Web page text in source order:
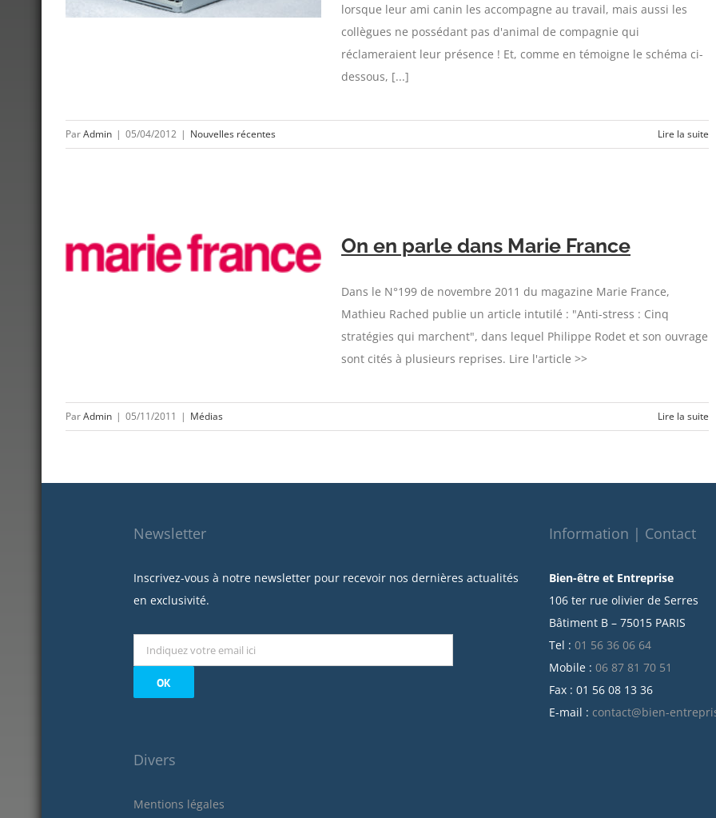
lorsque leur ami canin les accompagne au travail, mais aussi les
collègues ne possédant pas d'animal de compagnie qui
réclameraient leur présence ! Et, comme en témoigne le schéma ci-
dessous, [...]
ParAdmin | 05/04/2012 | Nouvelles récentes Lire la suite
On en parle dans Marie France
Dans le N°199 de novembre 2011 du magazine Marie France,
Mathieu Rached publie un article intutilé : "Anti-stress : Cinq
stratégies qui marchent", dans lequel Philippe Rodet et son ouvrage
sont cités à plusieurs reprises. Lire l'article >>
ParAdmin | 05/11/2011 | Médias Lire la suite
Newsletter
Inscrivez-vous à notre newsletter pour recevoir nos dernières actualités
en exclusivité.
Divers
Mentions légales
Information | Contact
Bien-être et Entreprise
106 ter rue olivier de Serres
Bâtiment B – 75015 PARIS
Tel : 01 56 36 06 64
Mobile : 06 87 81 70 51
Fax : 01 56 08 13 36
E-mail : contact@bien-